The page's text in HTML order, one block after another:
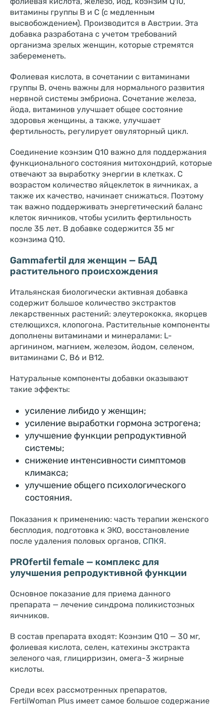
витамины группы В и С (с медленным
высвобождением). Производится в Австрии. Эта
добавка разработана с учетом требований
организма зрелых женщин, которые стремятся
забеременеть.
Фолиевая кислота, в сочетании с витаминами
группы В, очень важны для нормального развития
нервной системы эмбриона. Сочетание железа,
йода, витаминов улучшает общее состояние
здоровья женщины, а также, улучшает
фертильность, регулирует овуляторный цикл.
Соединение коэнзим Q10 важно для поддержания
функционального состояния митохондрий, которые
отвечают за выработку энергии в клетках. С
возрастом количество яйцеклеток в яичниках, а
также их качество, начинает снижаться. Поэтому
так важно поддерживать энергетический баланс
клеток яичников, чтобы усилить фертильность
после 35 лет. В добавке содержится 35 мг
коэнзима Q10.
Gammafertil для женщин — БАД
растительного происхождения
Итальянская биологически активная добавка
содержит большое количество экстрактов
лекарственных растений: элеутерококка, якорцев
стелющихся, клопогона. Растительные компоненты
дополнены витаминами и минералами: L-
аргинином, магнием, железом, йодом, селеном,
витаминами C, B6 и B12.
Натуральные компоненты добавки оказывают
такие эффекты:
усиление либидо у женщин;
усиление выработки гормона эстрогена;
улучшение функции репродуктивной
системы;
снижение интенсивности симптомов
климакса;
улучшение общего психологического
состояния.
Показания к применению: часть терапии женского
бесплодия, подготовка к ЭКО, восстановление
после удаления половых органов, СПКЯ.
PROfertil female — комплекс для
улучшения репродуктивной функции
Основное показание для приема данного
препарата — лечение синдрома поликистозных
яичников.
В состав препарата входят: Коэнзим Q10 — 30 мг,
фолиевая кислота, селен, катехины экстракта
зеленого чая, глицирризин, омега-3 жирные
кислоты.
Среди всех рассмотренных препаратов,
FertilWoman Plus имеет самое большое содержание